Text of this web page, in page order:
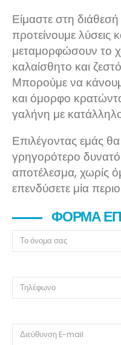
Είμαστε στη
προτείνουμε λύσεις
μεταμορφώσουν το
καλαίσθητο και
Μπορούμε να
και όμορφο
γαλήνη με
Επιλέγοντας εμάς
γρηγορότερο
αποτέλεσμα, χωρίς
επενδύσετε μία
ΦΌΡΜΑ